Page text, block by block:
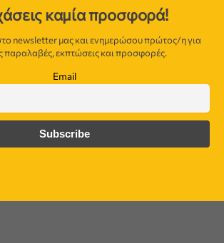
καμία προσφορά!
newsletter μας και ενημερώσου πρώτος/η για
παραλαβές, εκπτώσεις και προσφορές.
Email